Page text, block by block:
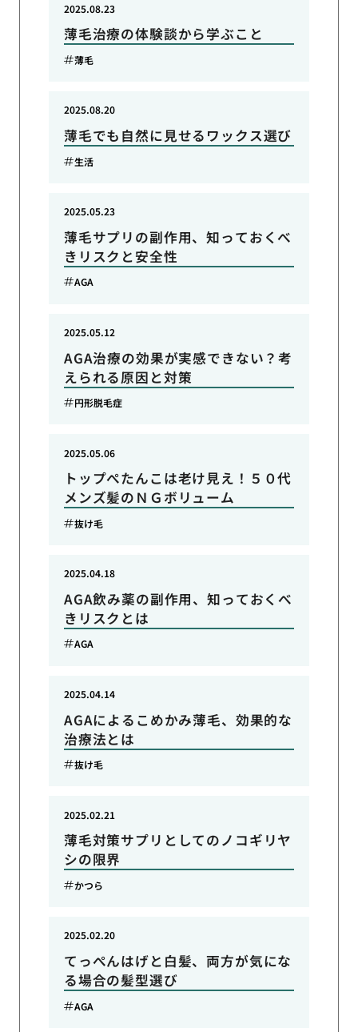
薄毛治療の体験談から学ぶこと
2025.08.23
薄毛
薄毛でも自然に見せるワックス選び
2025.08.20
生活
薄毛サプリの副作用、知っておくべ
きリスクと安全性
2025.05.23
AGA
AGA治療の効果が実感できない？考
えられる原因と対策
2025.05.12
円形脱毛症
トップぺたんこは老け見え！５０代
メンズ髪のＮＧボリューム
2025.05.06
抜け毛
AGA飲み薬の副作用、知っておくべ
きリスクとは
2025.04.18
AGA
AGAによるこめかみ薄毛、効果的な
治療法とは
2025.04.14
抜け毛
薄毛対策サプリとしてのノコギリヤ
シの限界
2025.02.21
かつら
てっぺんはげと白髪、両方が気にな
る場合の髪型選び
2025.02.20
AGA